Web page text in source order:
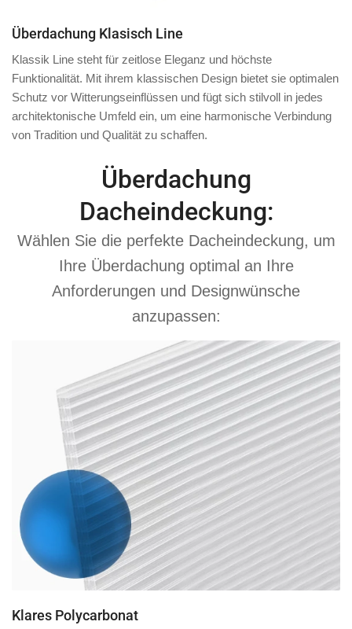
Überdachung Klasisch Line
Klassik Line steht für zeitlose Eleganz und höchste
Funktionalität. Mit ihrem klassischen Design bietet sie optimalen
Schutz vor Witterungseinflüssen und fügt sich stilvoll in jedes
architektonische Umfeld ein, um eine harmonische Verbindung
von Tradition und Qualität zu schaffen.
Überdachung
Dacheindeckung:
Wählen Sie die perfekte Dacheindeckung, um
Ihre Überdachung optimal an Ihre
Anforderungen und Designwünsche
anzupassen:
Klares Polycarbonat